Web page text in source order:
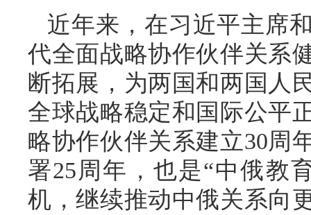
近年来，在习近平主席
代全面战略协作伙伴关系
断拓展，为两国和两国人
全球战略稳定和国际公平
略协作伙伴关系建立30周
署25周年，也是“中俄教
机，继续推动中俄关系向